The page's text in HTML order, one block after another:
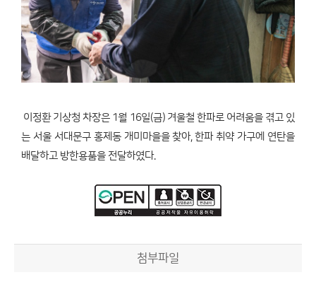
이정환 기상청 차장은 1월 16일(금) 겨울철 한파로 어려움을 겪고 있
는 서울 서대문구 홍제동 개미마을을 찾아, 한파 취약 가구에 연탄을
배달하고 방한용품을 전달하였다.
첨부파일